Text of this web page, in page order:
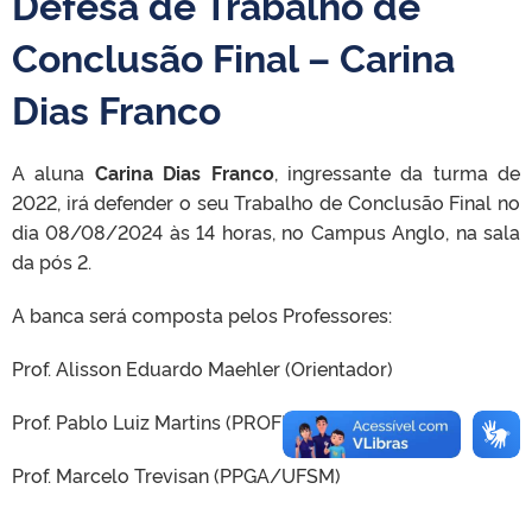
TELEFONES
Conclusão Final – Carina
Dias Franco
A aluna Carina Dias Franco, ingressante da turma de
2022, irá defender o seu Trabalho de Conclusão Final no
dia 08/08/2024 às 14 horas, no Campus Anglo, na sala
da pós 2.
A banca será composta pelos Professores:
Prof. Alisson Eduardo Maehler (Orientador)
Prof. Pablo Luiz Martins (PROFIAP/UFSJ)
Prof. Marcelo Trevisan (PPGA/UFSM)